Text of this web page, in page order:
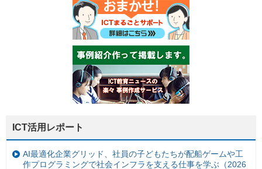
ICT活用レポート
AI最適化企業グリッド、社員の子どもたちが配船ゲームや工
作プログラミングで社会インフラを支える仕事を学ぶ（2026